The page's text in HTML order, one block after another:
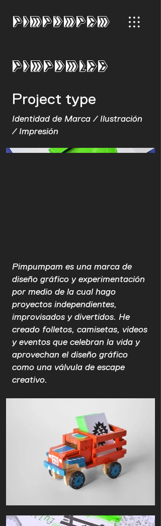
PIMPUMPAM
Pimpumlab
Project type
Identidad de Marca / Ilustración
/ Impresión
Pimpumpam es una marca de
diseño gráfico y experimentación
por medio de la cual hago
proyectos independientes,
improvisados y divertidos. He
creado folletos, camisetas, videos
y eventos que celebran la vida y
aprovechan el diseño gráfico
como una válvula de escape
creativo.